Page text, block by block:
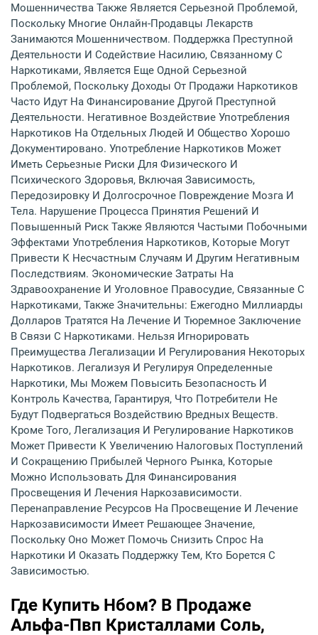
Мошенничества Также Является Серьезной Проблемой,
Поскольку Многие Онлайн-Продавцы Лекарств
Занимаются Мошенничеством. Поддержка Преступной
Деятельности И Содействие Насилию, Связанному С
Наркотиками, Является Еще Одной Серьезной
Проблемой, Поскольку Доходы От Продажи Наркотиков
Часто Идут На Финансирование Другой Преступной
Деятельности. Негативное Воздействие Употребления
Наркотиков На Отдельных Людей И Общество Хорошо
Документировано. Употребление Наркотиков Может
Иметь Серьезные Риски Для Физического И
Психического Здоровья, Включая Зависимость,
Передозировку И Долгосрочное Повреждение Мозга И
Тела. Нарушение Процесса Принятия Решений И
Повышенный Риск Также Являются Частыми Побочными
Эффектами Употребления Наркотиков, Которые Могут
Привести К Несчастным Случаям И Другим Негативным
Последствиям. Экономические Затраты На
Здравоохранение И Уголовное Правосудие, Связанные С
Наркотиками, Также Значительны: Ежегодно Миллиарды
Долларов Тратятся На Лечение И Тюремное Заключение
В Связи С Наркотиками. Нельзя Игнорировать
Преимущества Легализации И Регулирования Некоторых
Наркотиков. Легализуя И Регулируя Определенные
Наркотики, Мы Можем Повысить Безопасность И
Контроль Качества, Гарантируя, Что Потребители Не
Будут Подвергаться Воздействию Вредных Веществ.
Кроме Того, Легализация И Регулирование Наркотиков
Может Привести К Увеличению Налоговых Поступлений
И Сокращению Прибылей Черного Рынка, Которые
Можно Использовать Для Финансирования
Просвещения И Лечения Наркозависимости.
Перенаправление Ресурсов На Просвещение И Лечение
Наркозависимости Имеет Решающее Значение,
Поскольку Оно Может Помочь Снизить Спрос На
Наркотики И Оказать Поддержку Тем, Кто Борется С
Зависимостью.
Где Купить Нбом? В Продаже
Альфа-Пвп Кристаллами Соль,